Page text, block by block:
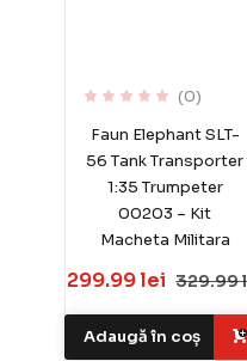
(0)
Faun Elephant SLT-
56 Tank Transporter
1:35 Trumpeter
00203 – Kit
Macheta Militara
299.99 lei 329.99
Adaugă în coș